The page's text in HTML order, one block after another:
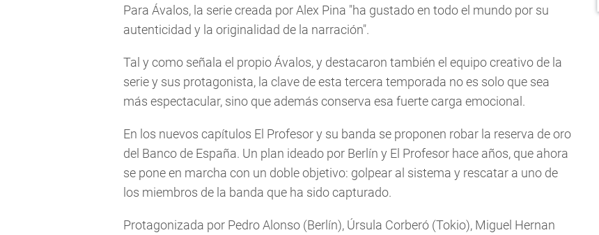
Para Ávalos, la serie creada por Alex Pina "ha gustado en todo el mundo por su
autenticidad y la originalidad de la narración".
Tal y como señala el propio Ávalos, y destacaron también el equipo creativo de la
serie y sus protagonista, la clave de esta tercera temporada no es solo que sea
más espectacular, sino que además conserva esa fuerte carga emocional.
En los nuevos capítulos El Profesor y su banda se proponen robar la reserva de oro
del Banco de España. Un plan ideado por Berlín y El Profesor hace años, que ahora
se pone en marcha con un doble objetivo: golpear al sistema y rescatar a uno de
los miembros de la banda que ha sido capturado.
Protagonizada por Pedro Alonso (Berlín), Úrsula Corberó (Tokio), Miguel Hernan